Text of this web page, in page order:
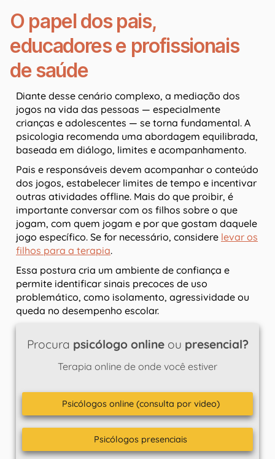
O papel dos pais,
educadores e profissionais
de saúde
Diante desse cenário complexo, a mediação dos
jogos na vida das pessoas — especialmente
crianças e adolescentes — se torna fundamental. A
psicologia recomenda uma abordagem equilibrada,
baseada em diálogo, limites e acompanhamento.
Pais e responsáveis devem acompanhar o conteúdo
dos jogos, estabelecer limites de tempo e incentivar
outras atividades offline. Mais do que proibir, é
importante conversar com os filhos sobre o que
jogam, com quem jogam e por que gostam daquele
jogo específico. Se for necessário, considere levar os
filhos para a terapia.
Essa postura cria um ambiente de confiança e
permite identificar sinais precoces de uso
problemático, como isolamento, agressividade ou
queda no desempenho escolar.
Procura psicólogo onlineou presencial?
Terapia online de onde você estiver
Psicólogos online (consulta por video)
Psicólogos presenciais